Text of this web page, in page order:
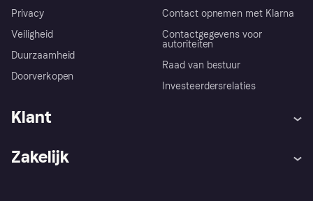
Privacy
Veiligheid
Duurzaamheid
Doorverkopen
Contact opnemen met Klarna
Contactgegevens voor
autoriteiten
Raad van bestuur
Investeerdersrelaties
Klant
Zakelijk